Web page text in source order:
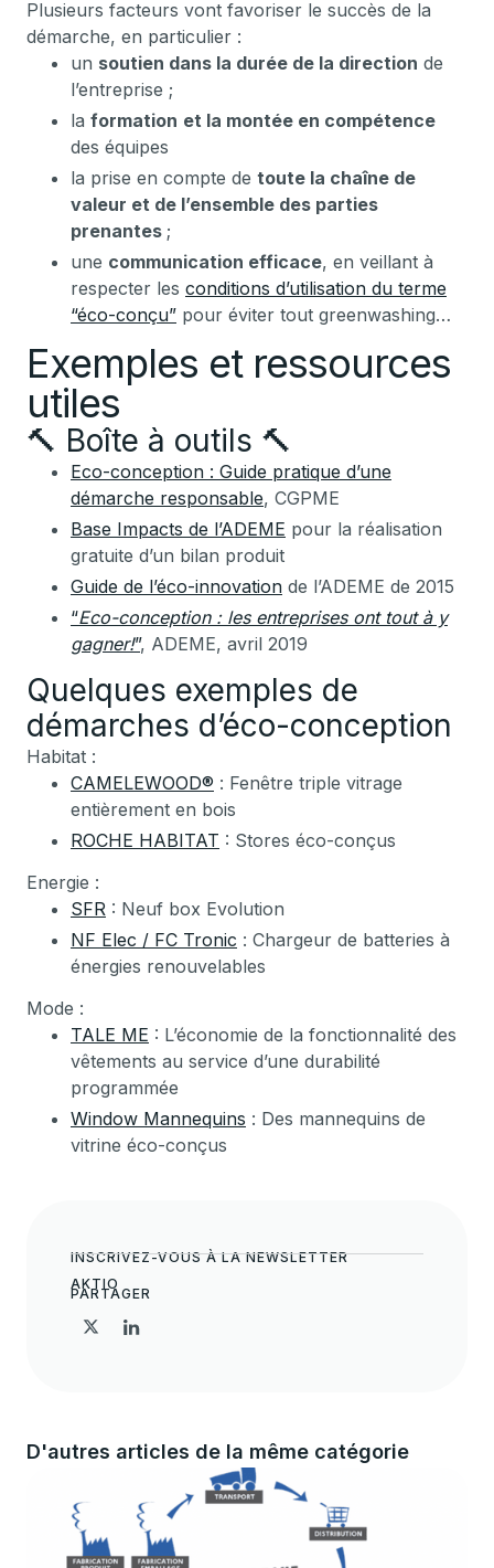
Plusieurs facteurs vont favoriser le succès de la
démarche, en particulier :
un soutien dans la durée de la direction de
l’entreprise ;
la formation et la montée en compétence
des équipes
la prise en compte de toute la chaîne de
valeur et de l’ensemble des parties
prenantes ;
une communication efficace, en veillant à
respecter les conditions d’utilisation du terme
“éco-conçu” pour éviter tout greenwashing…
Exemples et ressources
utiles
🔨 Boîte à outils 🔨
Eco-conception : Guide pratique d’une
démarche responsable, CGPME
Base Impacts de l’ADEME pour la réalisation
gratuite d’un bilan produit
Guide de l’éco-innovation de l’ADEME de 2015
“Eco-conception : les entreprises ont tout à y
gagner!”, ADEME, avril 2019
Quelques exemples de
démarches d’éco-conception
Habitat :
CAMELEWOOD® : Fenêtre triple vitrage
entièrement en bois
ROCHE HABITAT : Stores éco-conçus
Energie :
SFR : Neuf box Evolution
NF Elec / FC Tronic : Chargeur de batteries à
énergies renouvelables
Mode :
TALE ME : L’économie de la fonctionnalité des
vêtements au service d’une durabilité
programmée
Window Mannequins : Des mannequins de
vitrine éco-conçus
INSCRIVEZ-VOUS À LA NEWSLETTER
AKTIO
PARTAGER
D'autres articles de la même catégorie